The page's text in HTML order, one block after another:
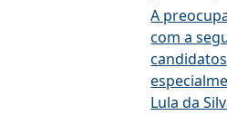
A
com a
Lula da